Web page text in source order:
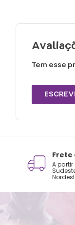
Tem esse
Frete
A partir